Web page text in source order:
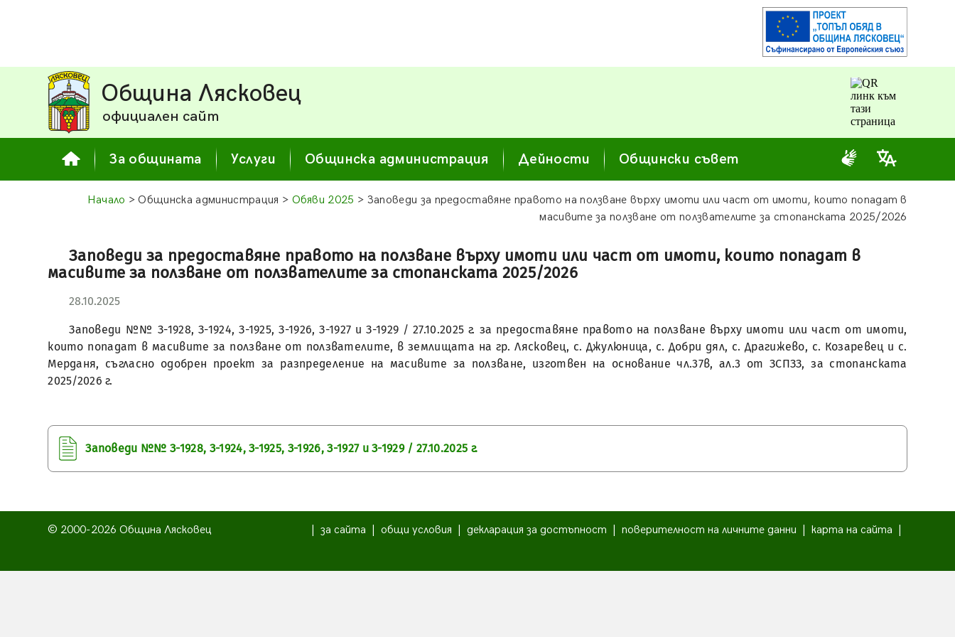
Община Лясковец
официален сайт
За общината Услуги Общинска администрация Дейности Общински съвет
Начало > Общинска администрация > Обяви 2025 > Заповеди за предоставяне правото на ползване върху имоти или част от имоти, които попадат в
масивите за ползване от ползвателите за стопанската 2025/2026
Заповеди за предоставяне правото на ползване върху имоти или част от имоти, които попадат в
масивите за ползване от ползвателите за стопанската 2025/2026
28.10.2025
Заповеди №№ З-1928, З-1924, З-1925, З-1926, З-1927 и З-1929 / 27.10.2025 г. за предоставяне правото на ползване върху имоти или част от имоти,
които попадат в масивите за ползване от ползвателите, в землищата на гр. Лясковец, с. Джулюница, с. Добри дял, с. Драгижево, с. Козаревец и с.
Мерданя, съгласно одобрен проект за разпределение на масивите за ползване, изготвен на основание чл.37в, ал.3 от ЗСПЗЗ, за стопанската
2025/2026 г.
Заповеди №№ З-1928, З-1924, З-1925, З-1926, З-1927 и З-1929 / 27.10.2025 г.
© 2000-2026 Община Лясковец за сайта общи условия декларация за достъпност поверителност на личните данни карта на сайта